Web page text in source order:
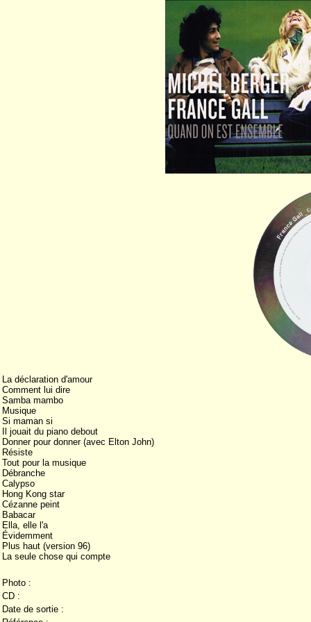
La déclaration d'amour
Comment lui dire
Samba mambo
Musique
Si maman si
Il jouait du piano debout
Donner pour donner (avec Elton John)
Résiste
Tout pour la musique
Débranche
Calypso
Hong Kong star
Cézanne peint
Babacar
Ella, elle l'a
Évidemment
Plus haut (version 96)
La seule chose qui compte
Photo :
CD :
Date de sortie :